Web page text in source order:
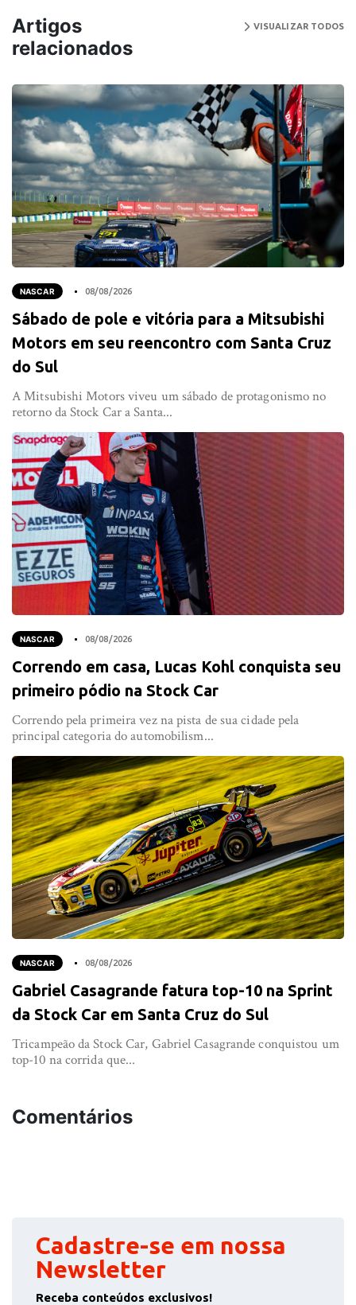
Artigos
relacionados
VISUALIZAR TODOS
NASCAR 08/08/2026
Sábado de pole e vitória para a Mitsubishi
Motors em seu reencontro com Santa Cruz
do Sul
A Mitsubishi Motors viveu um sábado de protagonismo no
retorno da Stock Car a Santa...
NASCAR 08/08/2026
Correndo em casa, Lucas Kohl conquista seu
primeiro pódio na Stock Car
Correndo pela primeira vez na pista de sua cidade pela
principal categoria do automobilism...
NASCAR 08/08/2026
Gabriel Casagrande fatura top-10 na Sprint
da Stock Car em Santa Cruz do Sul
Tricampeão da Stock Car, Gabriel Casagrande conquistou um
top-10 na corrida que...
Comentários
Cadastre-se em nossa
Newsletter
Receba conteúdos exclusivos!